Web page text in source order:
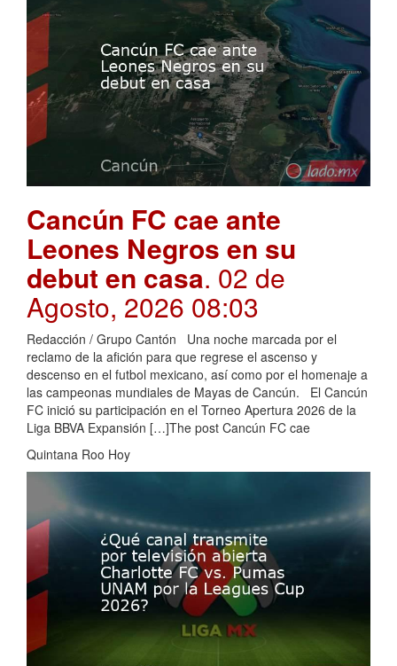
Cancún FC cae ante
Leones Negros en su
debut en casa. 02 de
Agosto, 2026 08:03
Redacción / Grupo Cantón Una noche marcada por el
reclamo de la afición para que regrese el ascenso y
descenso en el futbol mexicano, así como por el homenaje a
las campeonas mundiales de Mayas de Cancún. El Cancún
FC inició su participación en el Torneo Apertura 2026 de la
Liga BBVA Expansión […]The post Cancún FC cae
Quintana Roo Hoy